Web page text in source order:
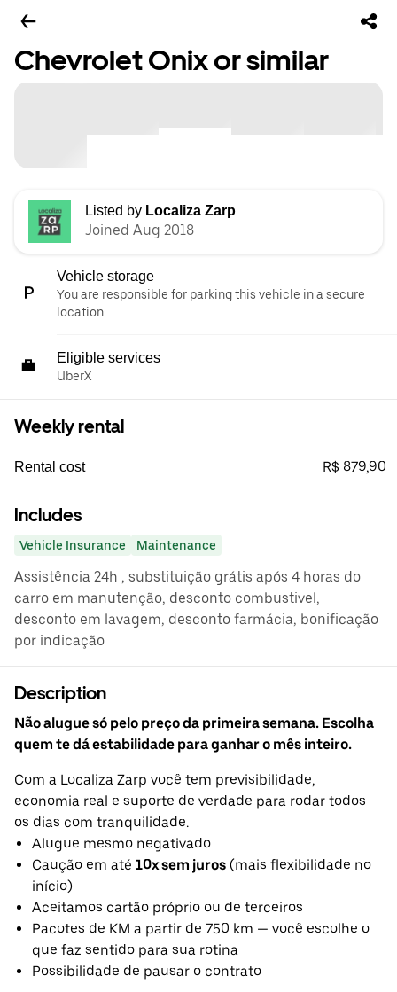
Chevrolet Onix or similar
Listed by Localiza Zarp
Joined Aug 2018
Vehicle storage
You are responsible for parking this vehicle in a secure
location.
Eligible services
UberX
Weekly rental
Rental cost R$ 879,90
Includes
Vehicle Insurance Maintenance
Assistência 24h , substituição grátis após 4 horas do
carro em manutenção, desconto combustivel,
desconto em lavagem, desconto farmácia, bonificação
por indicação
Description
Não alugue só pelo preço da primeira semana. Escolha
quem te dá estabilidade para ganhar o mês inteiro.
Com a Localiza Zarp você tem previsibilidade,
economia real e suporte de verdade para rodar todos
os dias com tranquilidade.
Alugue mesmo negativado
Caução em até 10x sem juros (mais flexibilidade no
início)
Aceitamos cartão próprio ou de terceiros
Pacotes de KM a partir de 750 km — você escolhe o
que faz sentido para sua rotina
Possibilidade de pausar o contrato